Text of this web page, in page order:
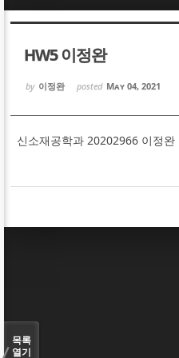
HW5 이정완
by 이정완 posted May 04, 2021
신소재공학과 20202966 이정
목록
열기
Sketchbook5, 스
Sketchbook5,
Sketchbook5, 스
Sketchbook5,